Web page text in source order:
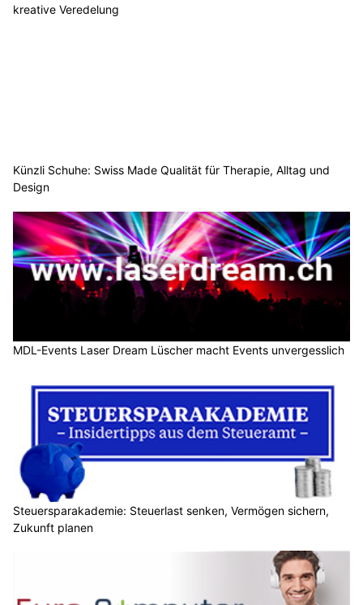
kreative Veredelung
Künzli Schuhe: Swiss Made Qualität für Therapie, Alltag und
Design
MDL-Events Laser Dream Lüscher macht Events unvergesslich
Steuersparakademie: Steuerlast senken, Vermögen sichern,
Zukunft planen